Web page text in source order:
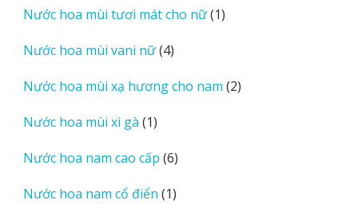
phẩm
Nước hoa mùi tươi mát cho nữ 11
Nước hoa mùi vani nữ 44
phẩm
Nước hoa mùi xạ hương cho nam 22
Nước hoa mùi xì gà 11
phẩm
Nước hoa nam cao cấp 66
phẩm
Nước hoa nam cổ điển 11